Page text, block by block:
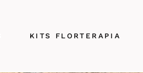
KITS FLORTERAPIA